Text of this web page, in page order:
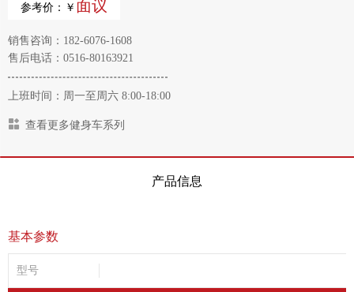
参考价：￥ 面议
销售咨询：182-6076-1608
售后电话：0516-80163921
上班时间：周一至周六 8:00-18:00
查看更多健身车系列
产品信息
基本参数
型号